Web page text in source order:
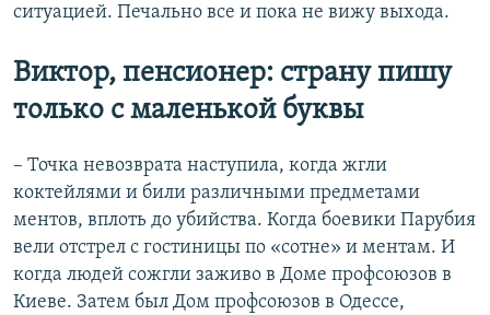
ситуацией. Печально все и пока не вижу выхода.
Виктор, пенсионер: страну пишу
только с маленькой буквы
– Точка невозврата наступила, когда жгли
коктейлями и били различными предметами
ментов, вплоть до убийства. Когда боевики Парубия
вели отстрел с гостиницы по «сотне» и ментам. И
когда людей сожгли заживо в Доме профсоюзов в
Киеве. Затем был Дом профсоюзов в Одессе,